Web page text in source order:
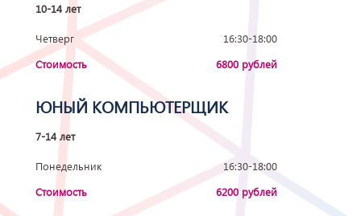
10-14 лет
Четверг
16:30-18:00
Стоимость
6800 рублей
ЮНЫЙ КОМПЬЮТЕРЩИК
7-14 лет
Понедельник
16:30-18:00
Стоимость
6200 рублей